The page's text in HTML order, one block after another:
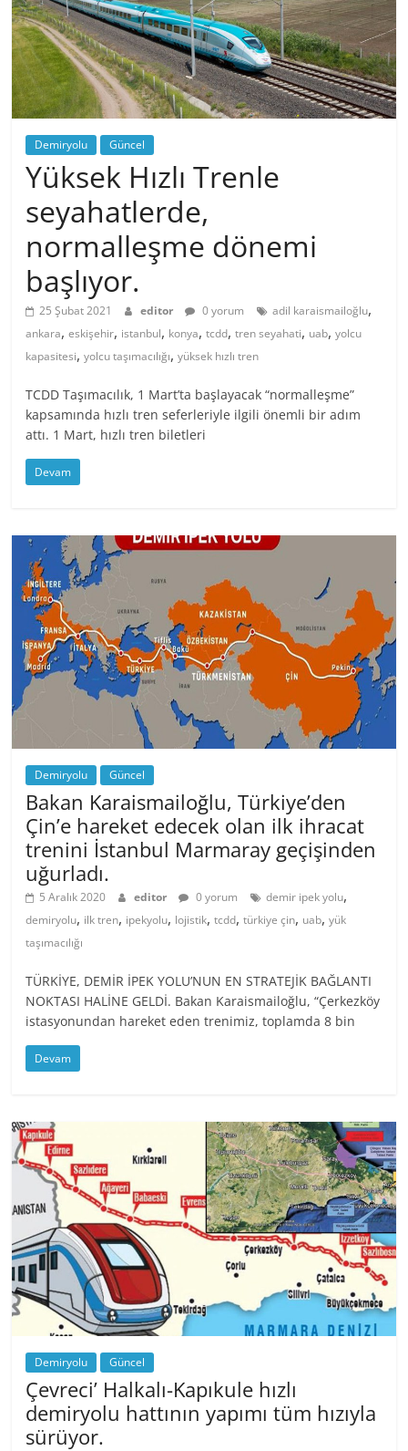
Demiryolu Güncel
Yüksek Hızlı Trenle
seyahatlerde,
normalleşme dönemi
başlıyor.
25 Şubat 2021 editor 0 yorum adil karaismailoğlu,
ankara,eskişehir, istanbul, konya,tcdd,tren seyahati, uab,yolcu
kapasitesi,yolcu taşımacılığı,yüksek hızlı tren
TCDD Taşımacılık, 1 Mart’ta başlayacak “normalleşme”
kapsamında hızlı tren seferleriyle ilgili önemli bir adım
attı. 1 Mart, hızlı tren biletleri
Devam
Demiryolu Güncel
Bakan Karaismailoğlu, Türkiye’den
Çin’e hareket edecek olan ilk ihracat
trenini İstanbul Marmaray geçişinden
uğurladı.
5 Aralık 2020 editor 0 yorum demir ipek yolu,
demiryolu, ilk tren, ipekyolu, lojistik,tcdd,türkiye çin, uab,yük
taşımacılığı
TÜRKİYE, DEMİR İPEK YOLU’NUN EN STRATEJİK BAĞLANTI
NOKTASI HALİNE GELDİ. Bakan Karaismailoğlu, “Çerkezköy
istasyonundan hareket eden trenimiz, toplamda 8 bin
Devam
Demiryolu Güncel
Çevreci’ Halkalı-Kapıkule hızlı
demiryolu hattının yapımı tüm hızıyla
sürüyor.